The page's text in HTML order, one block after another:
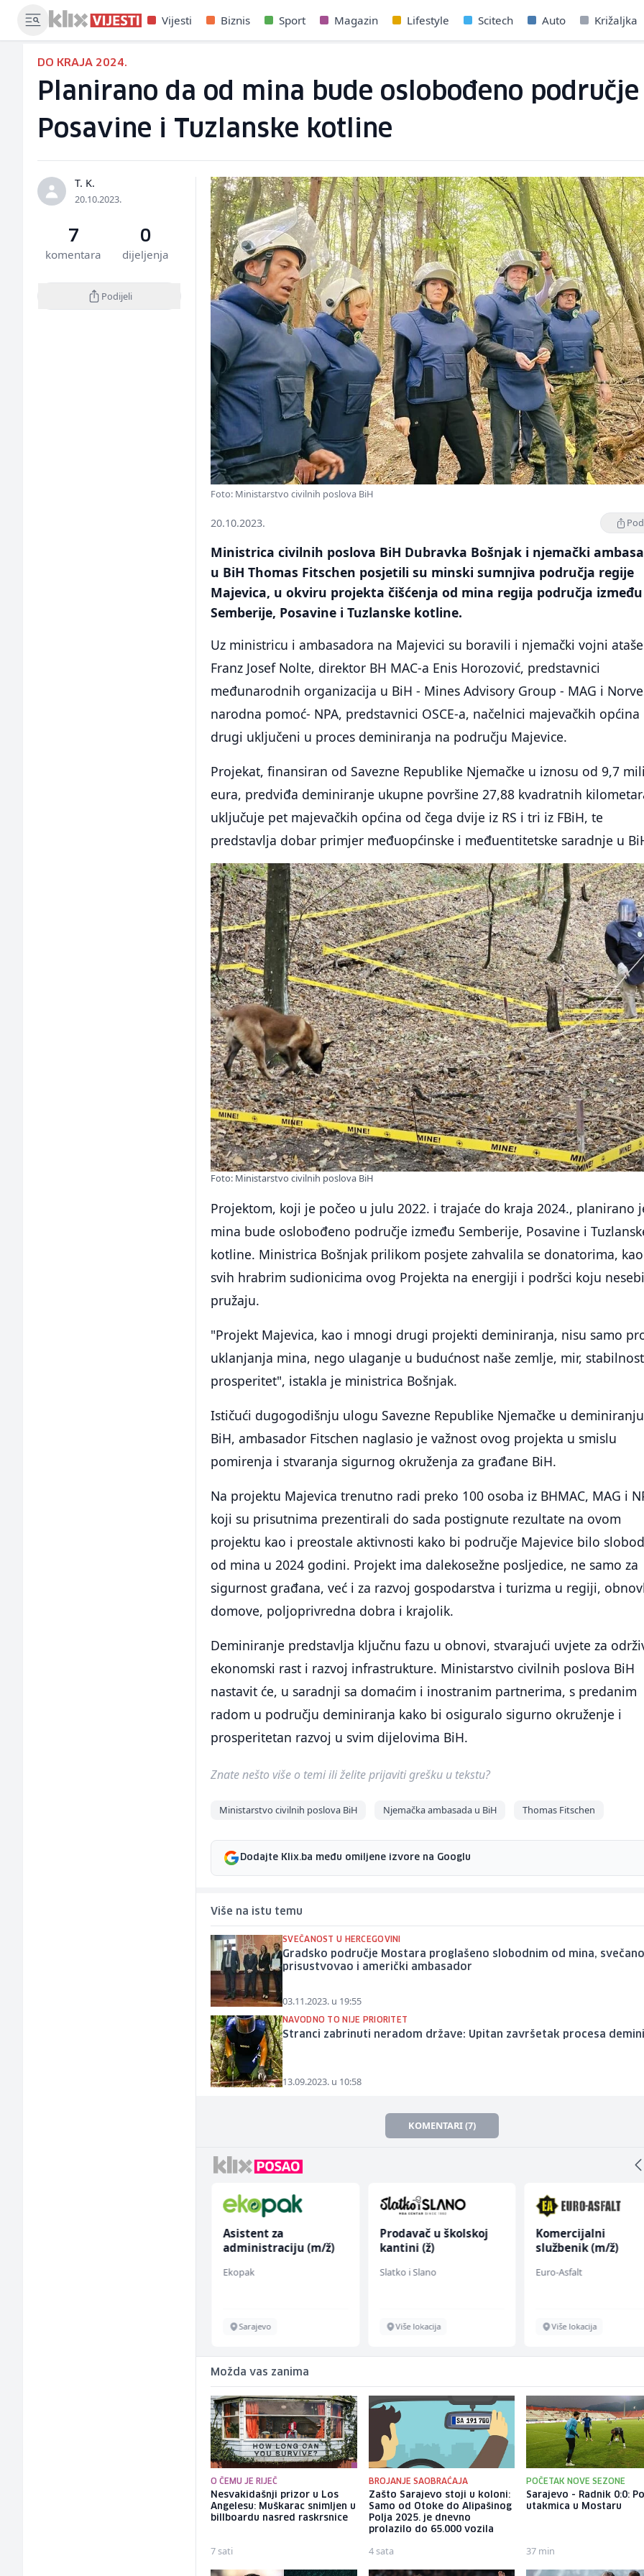
Vijesti Biznis Sport Magazin Lifestyle Scitech Auto Križaljka
DO KRAJA 2024.
Planirano da od mina bude oslobođeno
Posavine i Tuzlanske kotline
T. K.
20.10.2023.
7
komentara
0
dijeljenja
Podijeli
Foto: Ministarstvo civilnih poslova BiH
20.10.2023.
Ministrica civilnih poslova BiH Dubravka Bošnjak i njemački
u BiH Thomas Fitschen posjetili su minski sumnjiva područja regije
Majevica, u okviru projekta čišćenja od mina regija područja između
Semberije, Posavine i Tuzlanske kotline.
Uz ministricu i ambasadora na Majevici su boravili i njemački vojni ataše
Franz Josef Nolte, direktor BH MAC-a Enis Horozović, predstavnici
međunarodnih organizacija u BiH - Mines Advisory Group - MAG i
narodna pomoć- NPA, predstavnici OSCE-a, načelnici majevačkih općina
drugi uključeni u proces deminiranja na području Majevice.
Projekat, finansiran od Savezne Republike Njemačke u iznosu od 9,7
eura, predviđa deminiranje ukupne površine 27,88 kvadratnih
uključuje pet majevačkih općina od čega dvije iz RS i tri iz FBiH, te
predstavlja dobar primjer međuopćinske i međuentitetske saradnje u
Foto: Ministarstvo civilnih poslova BiH
Projektom, koji je počeo u julu 2022. i trajaće do kraja 2024., planirano
mina bude oslobođeno područje između Semberije, Posavine i
kotline. Ministrica Bošnjak prilikom posjete zahvalila se donatorima,
svih hrabrim sudionicima ovog Projekta na energiji i podršci koju
pružaju.
"Projekt Majevica, kao i mnogi drugi projekti deminiranja, nisu samo
uklanjanja mina, nego ulaganje u budućnost naše zemlje, mir,
prosperitet", istakla je ministrica Bošnjak.
Ističući dugogodišnju ulogu Savezne Republike Njemačke u
BiH, ambasador Fitschen naglasio je važnost ovog projekta u smislu
pomirenja i stvaranja sigurnog okruženja za građane BiH.
Na projektu Majevica trenutno radi preko 100 osoba iz BHMAC, MAG i
koji su prisutnima prezentirali do sada postignute rezultate na ovom
projektu kao i preostale aktivnosti kako bi područje Majevice bilo
od mina u 2024 godini. Projekt ima dalekosežne posljedice, ne samo za
sigurnost građana, već i za razvoj gospodarstva i turizma u regiji,
domove, poljoprivredna dobra i krajolik.
Deminiranje predstavlja ključnu fazu u obnovi, stvarajući uvjete za
ekonomski rast i razvoj infrastrukture. Ministarstvo civilnih poslova BiH
nastavit će, u saradnji sa domaćim i inostranim partnerima, s predanim
radom u području deminiranja kako bi osiguralo sigurno okruženje i
prosperitetan razvoj u svim dijelovima BiH.
Znate nešto više o temi ili želite prijaviti grešku u tekstu?
Ministarstvo civilnih poslova BiH Njemačka ambasada u BiH Thomas Fitschen
Dodajte Klix.ba među omiljene izvore na Googlu
Više na istu temu
SVEČANOST U HERCEGOVINI
Gradsko područje Mostara proglašeno slobodnim od mina,
prisustvovao i američki ambasador
03.11.2023. u 19:55
NAVODNO TO NIJE PRIORITET
Stranci zabrinuti neradom države: Upitan završetak procesa
13.09.2023. u 10:58
KOMENTARI (7)
Asistent za
administraciju (m/ž)
Ekopak
Sarajevo
Prodavač u školskoj
kantini (ž)
Slatko i Slano
Više lokacija
Komercijalni
službenik (m/ž)
Euro-Asfalt
Više lokacija
Možda vas zanima
O ČEMU JE RIJEČ
Nesvakidašnji prizor u Los
Angelesu: Muškarac snimljen u
billboardu nasred raskrsnice
7 sati
BROJANJE SAOBRAĆAJA
Zašto Sarajevo stoji u koloni:
Samo od Otoke do Alipašinog
Polja 2025. je dnevno
prolazilo do 65.000 vozila
4 sata
POČETAK NOVE SEZONE
Sarajevo - Radnik 0:0:
utakmica u Mostaru
37 min